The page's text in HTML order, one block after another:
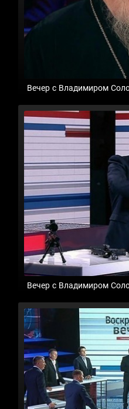
Вечер с Владимиром
Вечер с Владимиром